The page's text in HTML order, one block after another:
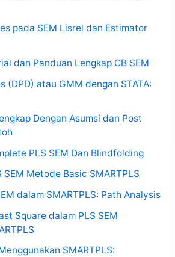
pada SEM Lisrel dan Estimator
dan Panduan Lengkap CB SEM
(DPD) atau GMM dengan STATA:
Dengan Asumsi dan Post
PLS SEM Dan Blindfolding
Metode Basic SMARTPLS
dalam SMARTPLS: Path Analysis
Square dalam PLS SEM
SMARTPLS: